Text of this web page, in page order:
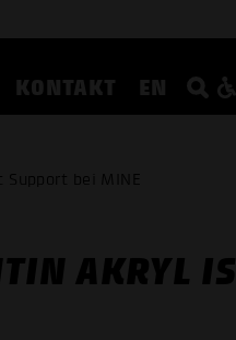
KONTAKT EN
bei MINE
AKRYL